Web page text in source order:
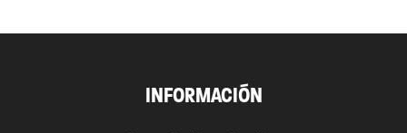
INFORMACIÓN